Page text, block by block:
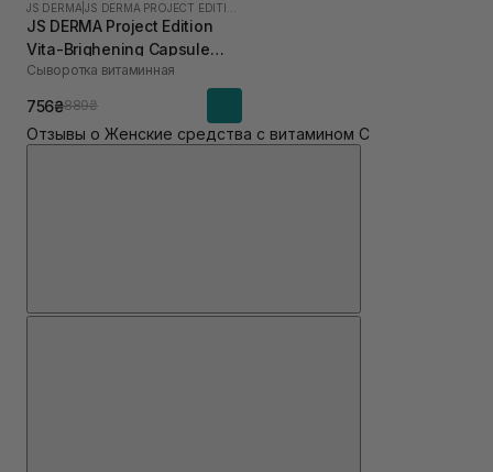
JS DERMA |
JS DERMA Project Edition
Vita-Brighening Capsule
Ampoule 50 мл
Сыворотка витаминная
756₴889₴
Отзывы о Женские средства с витамином С